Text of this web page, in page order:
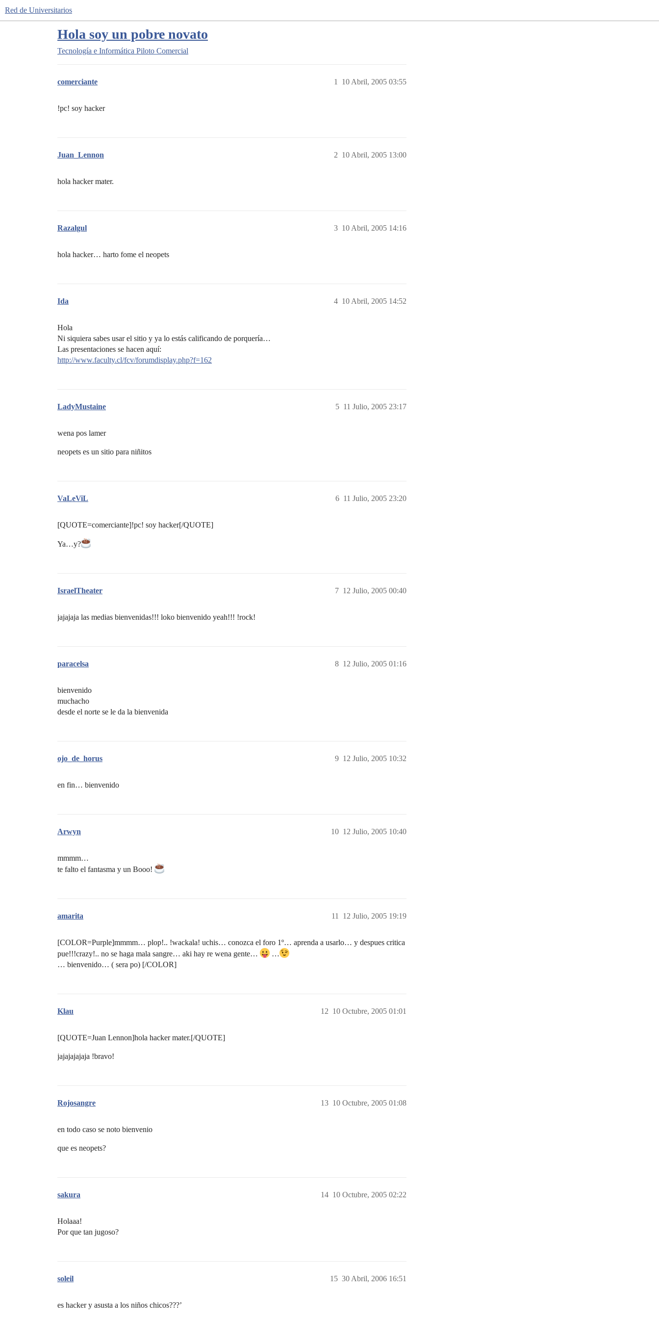
Red de Universitarios
Hola soy un pobre novato
Tecnología e Informática Piloto Comercial
comerciante 10 Abril, 2005 03:55
1
!pc! soy hacker
Juan_Lennon 10 Abril, 2005 13:00
2
hola hacker mater.
Razalgul 10 Abril, 2005 14:16
3
hola hacker… harto fome el neopets
Ida 10 Abril, 2005 14:52
4
Hola
Ni siquiera sabes usar el sitio y ya lo estás calificando de porquería…
Las presentaciones se hacen aquí:
http://www.faculty.cl/fcv/forumdisplay.php?f=162
LadyMustaine 11 Julio, 2005 23:17
5
wena pos lamer
neopets es un sitio para niñitos
VaLeViL 11 Julio, 2005 23:20
6
[QUOTE=comerciante]!pc! soy hacker[/QUOTE]
Ya…y?
IsraelTheater 12 Julio, 2005 00:40
7
jajajaja las medias bienvenidas!!! loko bienvenido yeah!!! !rock!
paracelsa 12 Julio, 2005 01:16
8
bienvenido
muchacho
desde el norte se le da la bienvenida
ojo_de_horus 12 Julio, 2005 10:32
9
en fin… bienvenido
Arwyn 12 Julio, 2005 10:40
10
mmmm…
te falto el fantasma y un Booo!
amarita 12 Julio, 2005 19:19
11
[COLOR=Purple]mmmm… plop!.. !wackala! uchis… conozca el foro 1º… aprenda a usarlo… y despues critica
pue!!!crazy!.. no se haga mala sangre… aki hay re wena gente…
…
… bienvenido… ( sera po) [/COLOR]
Klau 10 Octubre, 2005 01:01
12
[QUOTE=Juan Lennon]hola hacker mater.[/QUOTE]
jajajajajaja !bravo!
Rojosangre 10 Octubre, 2005 01:08
13
en todo caso se noto bienvenio
que es neopets?
sakura 10 Octubre, 2005 02:22
14
Holaaa!
Por que tan jugoso?
soleil 30 Abril, 2006 16:51
15
es hacker y asusta a los niños chicos???’